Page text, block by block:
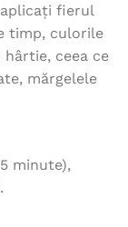
fierul
timp, culorile
ceea ce
mărgelele
minute),